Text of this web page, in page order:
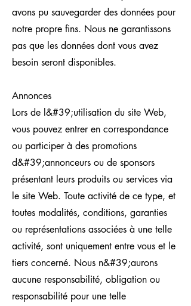
avons pu sauvegarder des données pour
notre propre fins. Nous ne garantissons
pas que les données dont vous avez
besoin seront disponibles.
Annonces
Lors de l&#39;utilisation du site Web,
vous pouvez entrer en correspondance
ou participer à des promotions
d&#39;annonceurs ou de sponsors
présentant leurs produits ou services via
le site Web. Toute activité de ce type, et
toutes modalités, conditions, garanties
ou représentations associées à une telle
activité, sont uniquement entre vous et le
tiers concerné. Nous n&#39;aurons
aucune responsabilité, obligation ou
responsabilité pour une telle